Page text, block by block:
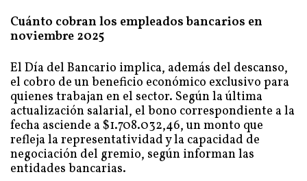
Cuánto cobran los empleados bancarios en
noviembre 2025
El Día del Bancario implica, además del descanso,
el cobro de un beneficio económico exclusivo para
quienes trabajan en el sector. Según la última
actualización salarial, el bono correspondiente a la
fecha asciende a $1.708.032,46, un monto que
refleja la representatividad y la capacidad de
negociación del gremio, según informan las
entidades bancarias.